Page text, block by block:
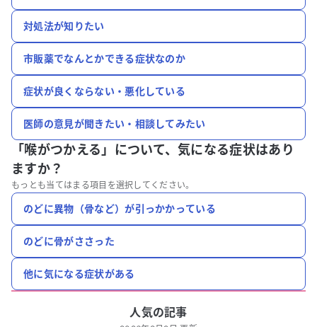
対処法が知りたい
市販薬でなんとかできる症状なのか
症状が良くならない・悪化している
医師の意見が聞きたい・相談してみたい
「喉がつかえる」について、気になる症状はあり
ますか？
もっとも当てはまる項目を選択してください。
のどに異物（骨など）が引っかかっている
のどに骨がささった
他に気になる症状がある
人気の記事